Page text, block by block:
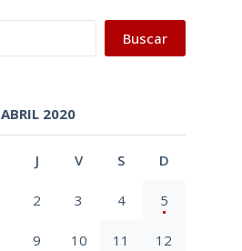
Buscar
ABRIL 2020
J V S D
2 3 4 5
9 10 11 12